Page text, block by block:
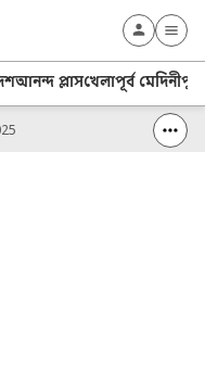
আনন্দ প্লাসখেলাপূর্ব মেদিনীপুর